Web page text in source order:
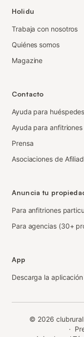
Holidu
Trabaja con nosotros
Quiénes somos
Magazine
Contacto
Ayuda para huéspedes
Ayuda para anfitriones
Prensa
Asociaciones de
Anuncia tu
Para anfitriones
Para agencias (30+
App
Descarga la aplicación
© 2026
·